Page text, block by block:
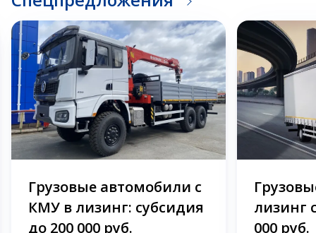
Грузовые автомобили с
КМУ в лизинг: субсидия
до 200 000 руб.
лизинг
000 руб.